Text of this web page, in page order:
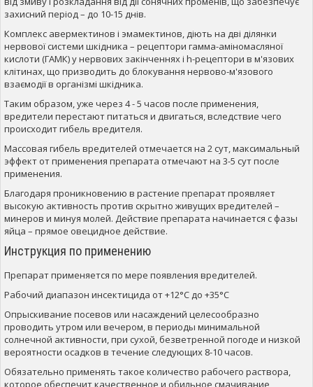
захисний період – до 10-15 днів.
Комплекс авермектинов і эмамектинов, діють на дві ділянки
нервової системи шкідника – рецептори гамма-аміномасляної
кислоти (ГАМК) у нервових закінченнях і h-рецептори в м'язових
клітинах, що призводить до блокування нервово-м'язового
взаємодії в організмі шкідника.
Таким образом, уже через 4 - 5 часов после применения,
вредители перестают питаться и двигаться, вследствие чего
происходит гибель вредителя.
Массовая гибель вредителей отмечается на 2 сут, максимальный
эффект от применения препарата отмечают на 3-5 сут после
применения.
Благодаря проникновению в растение препарат проявляет
высокую активность против скрытно живущих вредителей –
минеров и минуя молей. Действие препарата начинается с фазы
яйца – прямое овецидное действие.
Инструкция по применению
Препарат применяется по мере появления вредителей.
Рабочий диапазон инсектицида от +12°С до +35°С
Опрыскивание посевов или насаждений целесообразно
проводить утром или вечером, в периоды минимальной
солнечной активности, при сухой, безветренной погоде и низкой
вероятности осадков в течение следующих 8-10 часов.
Обязательно применять такое количество рабочего раствора,
которое обеспечит качественное и обильное смачивание